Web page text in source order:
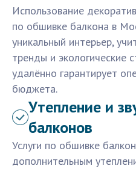
Использование
по обшивке балкона в
уникальный интерьер,
тренды и экологические
удалённо гарантирует
бюджета.
Утепление и
балконов
Услуги по обшивке
дополнительным